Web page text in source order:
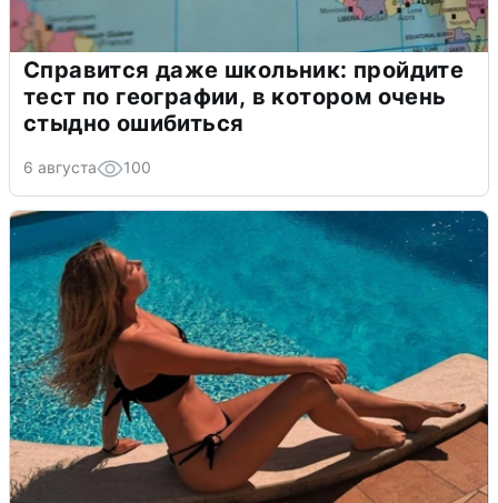
Справится даже школьник: пройдите
тест по географии, в котором очень
стыдно ошибиться
6 августа 100